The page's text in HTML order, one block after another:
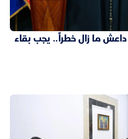
داعش ما زال خطراً.. يجب بقاء